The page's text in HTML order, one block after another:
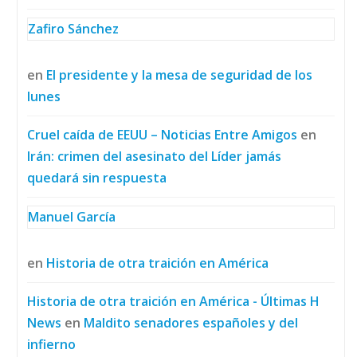
Zafiro Sánchez
en El presidente y la mesa de seguridad de los
lunes
Cruel caída de EEUU – Noticias Entre Amigos en
Irán: crimen del asesinato del Líder jamás
quedará sin respuesta
Manuel García
en Historia de otra traición en América
Historia de otra traición en América - Últimas H
News en Maldito senadores españoles y del
infierno